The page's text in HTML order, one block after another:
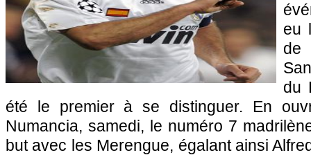
eu
du
été le premier à se distinguer. En
Numancia, samedi, le numéro 7
but avec les Merengue, égalant ainsi